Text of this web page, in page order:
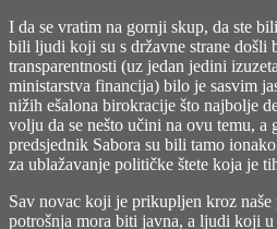
I da se vratim na gornji skup, da ste
bili ljudi koji su s državne strane došli
transparentnosti (uz jedan jedini
ministarstva financija) bilo je sasvim
nižih ešalona birokracije što najbolje
volju da se nešto učini na ovu temu, a
predsjednik Sabora su bili tamo
za ublažavanje političke štete koja je
Sav novac koji je prikupljen kroz naše
potrošnja mora biti javna, a ljudi koji u